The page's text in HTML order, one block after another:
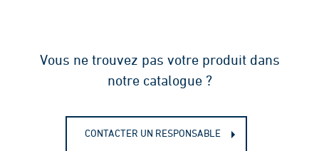
Vous ne trouvez pas votre produit dans
notre catalogue ?
CONTACTER UN RESPONSABLE